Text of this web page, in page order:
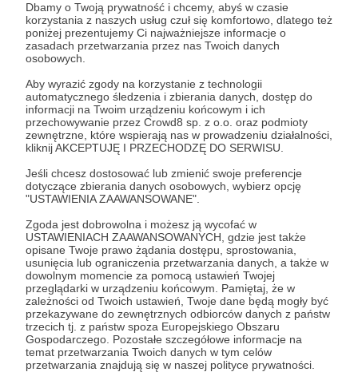
Dbamy o Twoją prywatność i chcemy, abyś w czasie
korzystania z naszych usług czuł się komfortowo, dlatego też
poniżej prezentujemy Ci najważniejsze informacje o
zasadach przetwarzania przez nas Twoich danych
osobowych.
Aby wyrazić zgody na korzystanie z technologii
automatycznego śledzenia i zbierania danych, dostęp do
informacji na Twoim urządzeniu końcowym i ich
przechowywanie przez Crowd8 sp. z o.o. oraz podmioty
zewnętrzne, które wspierają nas w prowadzeniu działalności,
kliknij AKCEPTUJĘ I PRZECHODZĘ DO SERWISU.
Jeśli chcesz dostosować lub zmienić swoje preferencje
dotyczące zbierania danych osobowych, wybierz opcję
"USTAWIENIA ZAAWANSOWANE".
Zgoda jest dobrowolna i możesz ją wycofać w
USTAWIENIACH ZAAWANSOWANYCH, gdzie jest także
opisane Twoje prawo żądania dostępu, sprostowania,
usunięcia lub ograniczenia przetwarzania danych, a także w
dowolnym momencie za pomocą ustawień Twojej
przeglądarki w urządzeniu końcowym. Pamiętaj, że w
zależności od Twoich ustawień, Twoje dane będą mogły być
przekazywane do zewnętrznych odbiorców danych z państw
trzecich tj. z państw spoza Europejskiego Obszaru
Gospodarczego. Pozostałe szczegółowe informacje na
temat przetwarzania Twoich danych w tym celów
przetwarzania znajdują się w naszej polityce prywatności.
W tym miejscu powinna być zewnętrzna
treść
Aby zobaczyć treść musisz zmienić ustawienia
animacja film komiks audiobook przygoda
projekt